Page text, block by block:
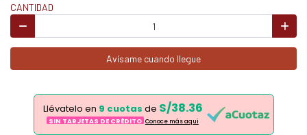
CANTIDAD
Avísame cuando llegue
Llévatelo en 9 cuotas de S/38.36
SIN TARJETAS DE CRÉDITO Conoce más aqui